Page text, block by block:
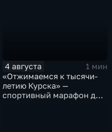
4 августа
1 мин
«Отжимаемся к тысячи-
летию Курска» —
спортивный марафон для